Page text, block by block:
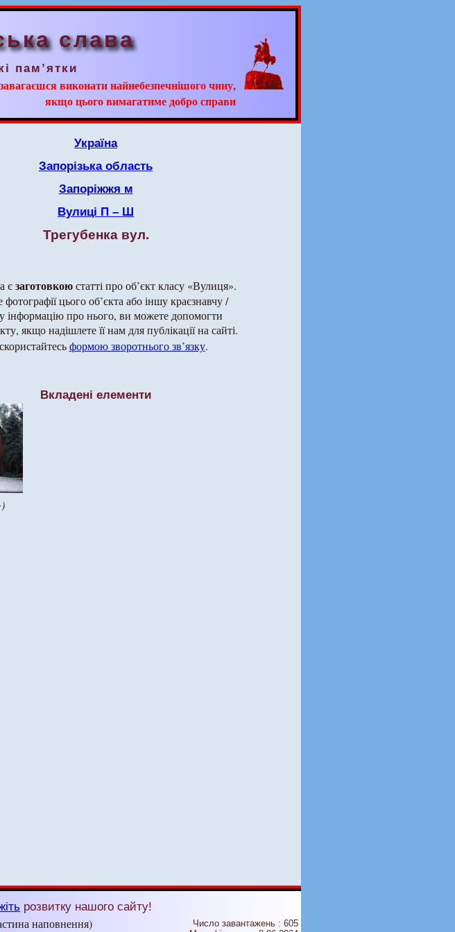
слава
пам’ятки
виконати найнебезпечнішого чину,
якщо цього вимагатиме добро справи
Україна
Запорізька область
Запоріжжя м
Вулиці П – Ш
Трегубенка вул.
єзаготовкоюстатті про об’єкт класу «Вулиця».
цього об’єкта або іншу краєзнавчу /
інформацію про нього, ви можете допомогти
якщо надішлете її нам для публікації на сайті.
формою зворотнього зв’язку.
Вкладені елементи
розвитку нашого сайту!
наповнення)
Число завантажень : 605